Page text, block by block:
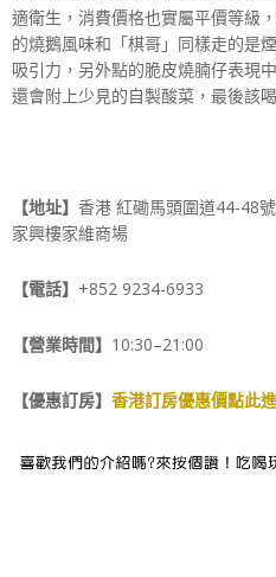
適衛生，消費價格也實屬平價等級
的燒鵝風味和「棋哥」同樣走的是
吸引力，另外點的脆皮燒腩仔表現
還會附上少見的自製酸菜，最後該
【地址】 香港 紅磡馬頭圍道44-48
家興樓家維商場
【電話】 +852 9234-6933
【營業時間】 10:30–21:00
【優惠訂房】 香港訂房優惠價點此